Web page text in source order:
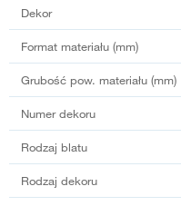
Dekor
Format materiału (mm)
Grubość pow. materiału (mm)
Numer dekoru
Rodzaj blatu
Rodzaj dekoru